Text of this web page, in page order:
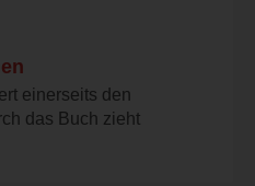
einerseits den
das Buch zieht